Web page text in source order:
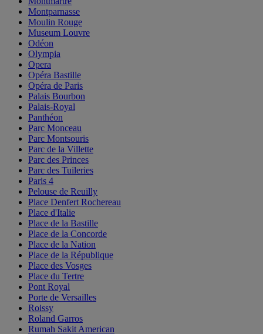
Montparnasse
Moulin Rouge
Museum Louvre
Odéon
Olympia
Opera
Opéra Bastille
Opéra de Paris
Palais Bourbon
Palais-Royal
Panthéon
Parc Monceau
Parc Montsouris
Parc de la Villette
Parc des Princes
Parc des Tuileries
Paris 4
Pelouse de Reuilly
Place Denfert Rochereau
Place d'Italie
Place de la Bastille
Place de la Concorde
Place de la Nation
Place de la République
Place des Vosges
Place du Tertre
Pont Royal
Porte de Versailles
Roissy
Roland Garros
Rumah Sakit American